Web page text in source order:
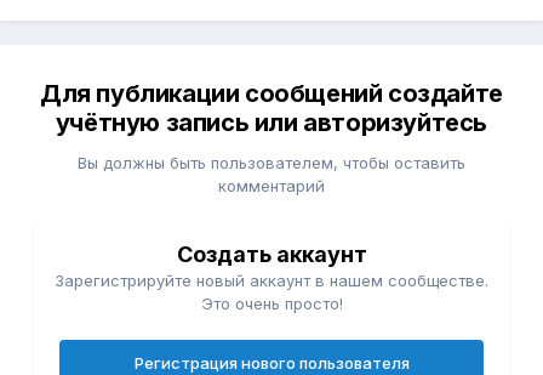
Для публикации сообщений создайте
учётную запись или авторизуйтесь
Вы должны быть пользователем, чтобы оставить
комментарий
Создать аккаунт
Зарегистрируйте новый аккаунт в нашем сообществе.
Это очень просто!
Регистрация нового пользователя